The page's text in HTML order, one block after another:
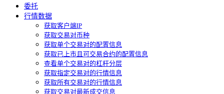
委托
行情数据
获取客户端IP
获取交易对币种
获取单个交易对的配置信息
获取已上市且可交易合约的配置信息
查看单个交易对的杠杆分层
获取指定交易对的行情信息
获取所有交易对的行情信息
获取交易对最新成交信息